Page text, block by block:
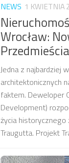
NEWS 1 KWIETNIA
Wrocław:
Jedna z najbardziej
architektonicznych
faktem. Deweloper
Development)
życia historycznego
Traugutta. Projekt